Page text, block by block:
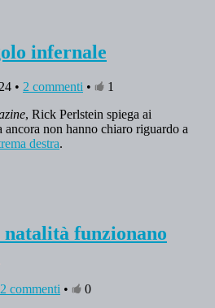
infernale
• 2 commenti •
1
, Rick Perlstein spiega ai
ancora non hanno chiaro riguardo a
destra.
funzionano
commenti • 0